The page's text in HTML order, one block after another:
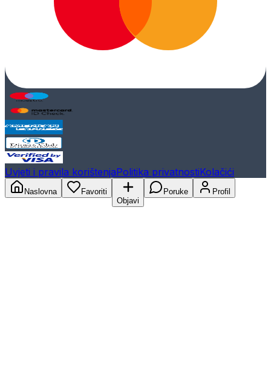
Uvjeti i pravila korištenjaPolitika privatnostiKolačići
Naslovna
Favoriti
Objavi
Poruke Profil